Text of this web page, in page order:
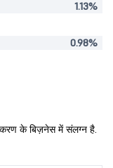
1.13%
0.98%
के बिज़नेस में संलग्न है.